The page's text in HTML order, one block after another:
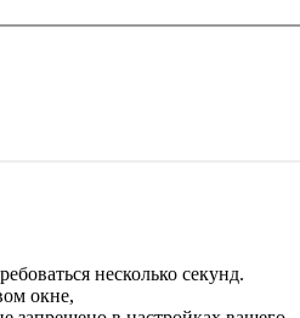
несколько секунд.
окне,